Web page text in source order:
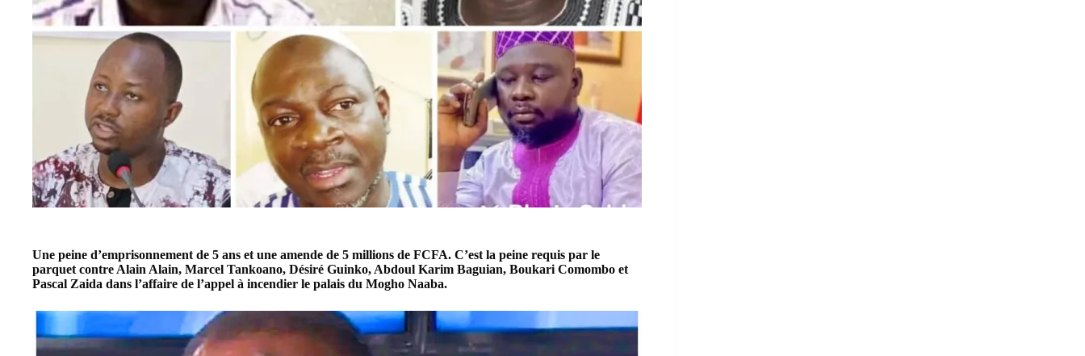
Une peine d’emprisonnement de 5 ans et une amende de 5 millions de FCFA. C’est la peine requis par le
parquet contre Alain Alain, Marcel Tankoano, Désiré Guinko, Abdoul Karim Baguian, Boukari Comombo et
Pascal Zaida dans l’affaire de l’appel à incendier le palais du Mogho Naaba.